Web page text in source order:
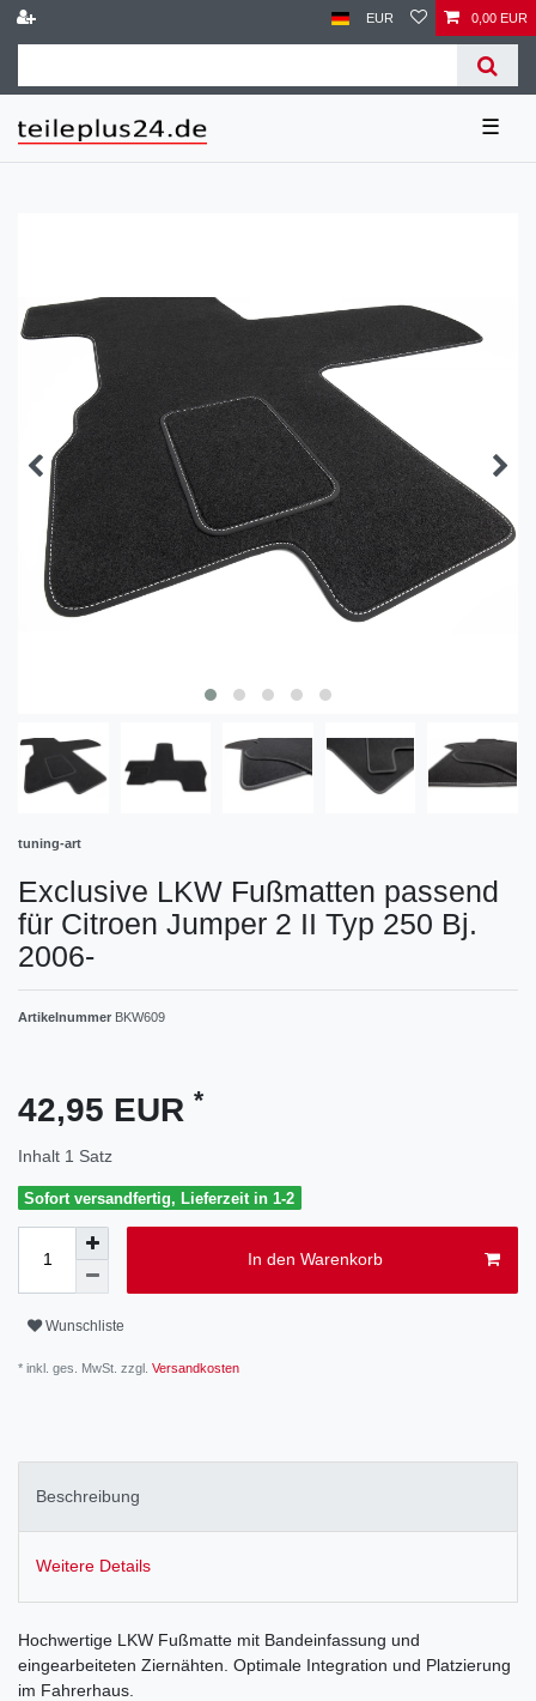
EUR 0,00 EUR
☰
tuning-art
Exclusive LKW Fußmatten passend
für Citroen Jumper 2 II Typ 250 Bj.
2006-
Artikelnummer BKW609
42,95 EUR *
Inhalt 1 Satz
Sofort versandfertig, Lieferzeit in 1-2
In den Warenkorb
Wunschliste
* inkl. ges. MwSt. zzgl. Versandkosten
Beschreibung
Weitere Details
Hochwertige LKW Fußmatte mit Bandeinfassung und
eingearbeiteten Ziernähten. Optimale Integration und Platzierung
im Fahrerhaus.